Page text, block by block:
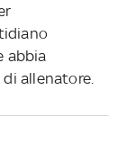
abbia
allenatore.